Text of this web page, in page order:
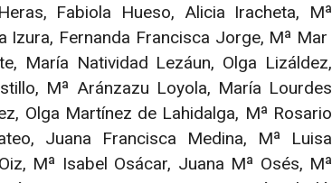
Fabiola Hueso, Alicia Iracheta, Mª
Izura, Fernanda Francisca Jorge, Mª Mar
María Natividad Lezáun, Olga Lizáldez,
Mª Aránzazu Loyola, María Lourdes
Olga Martínez de Lahidalga, Mª Rosario
Juana Francisca Medina, Mª Luisa
Mª Isabel Osácar, Juana Mª Osés, Mª